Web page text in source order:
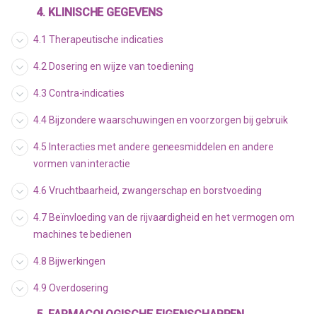
4. KLINISCHE GEGEVENS
4.1 Therapeutische indicaties
4.2 Dosering en wijze van toediening
4.3 Contra-indicaties
4.4 Bijzondere waarschuwingen en voorzorgen bij gebruik
4.5 Interacties met andere geneesmiddelen en andere
vormen van interactie
4.6 Vruchtbaarheid, zwangerschap en borstvoeding
4.7 Beïnvloeding van de rijvaardigheid en het vermogen om
machines te bedienen
4.8 Bijwerkingen
4.9 Overdosering